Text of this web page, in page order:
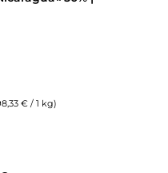
€ / 1 kg)